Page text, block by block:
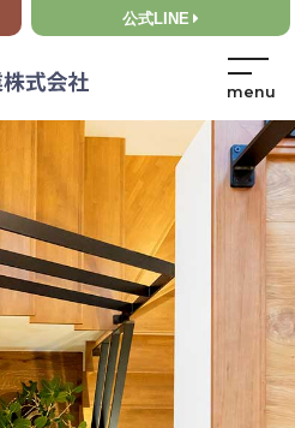
公式LINE
ＯＵＳＥ】⌂完成見学会 のお知らせ